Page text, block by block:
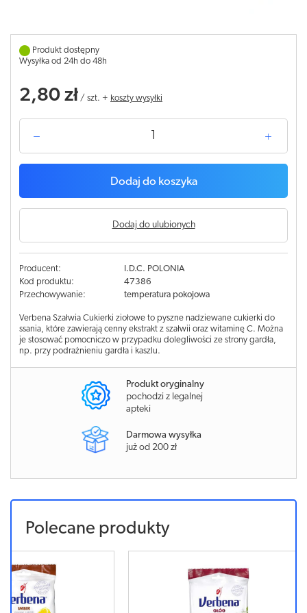
Produkt dostępny
Wysyłka od 24h do 48h
2,80 zł / szt. + koszty wysyłki
Dodaj do koszyka
Dodaj do ulubionych
Producent:
I.D.C. POLONIA
Kod produktu:
47386
Przechowywanie:
temperatura pokojowa
Verbena Szałwia Cukierki ziołowe to pyszne nadziewane cukierki do
ssania, które zawierają cenny ekstrakt z szałwii oraz witaminę C. Można
je stosować pomocniczo w przypadku dolegliwości ze strony gardła,
np. przy podrażnieniu gardła i kaszlu.
Produkt oryginalny
pochodzi z legalnej
apteki
Darmowa wysyłka
już od 200 zł
Polecane produkty